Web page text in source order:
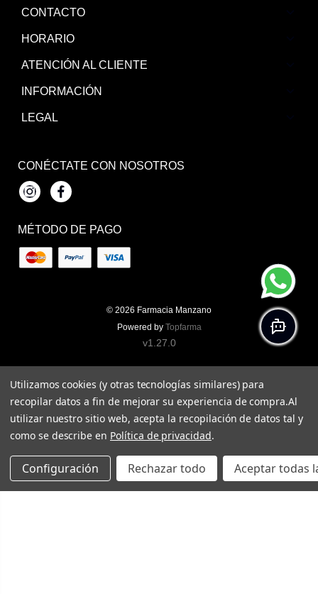
CONTACTO
HORARIO
ATENCIÓN AL CLIENTE
INFORMACIÓN
LEGAL
CONÉCTATE CON NOSOTROS
InstagramFacebook
MÉTODO DE PAGO
© 2026 Farmacia Manzano
Powered by Topfarma
v1.27.0
Utilizamos cookies (y otras tecnologías similares) para
recopilar datos a fin de mejorar su experiencia de compra.Al
utilizar nuestro sitio web, acepta la recopilación de datos tal y
como se describe en Política de privacidad.
Configuración Rechazar todo Aceptar todas